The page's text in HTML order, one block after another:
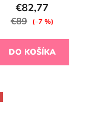
€82,77
€89 (–7 %)
DO KOŠÍKA